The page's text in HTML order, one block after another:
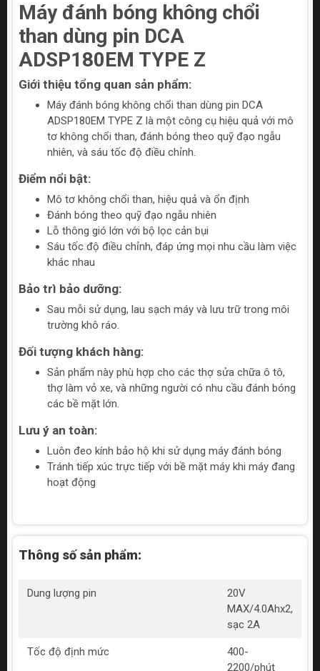
Máy đánh bóng không chổi
than dùng pin DCA
ADSP180EM TYPE Z
Giới thiệu tổng quan sản phẩm:
Máy đánh bóng không chổi than dùng pin DCA
ADSP180EM TYPE Z là một công cụ hiệu quả với mô
tơ không chổi than, đánh bóng theo quỹ đạo ngẫu
nhiên, và sáu tốc độ điều chỉnh.
Điểm nổi bật:
Mô tơ không chổi than, hiệu quả và ổn định
Đánh bóng theo quỹ đạo ngẫu nhiên
Lỗ thông gió lớn với bộ lọc cản bụi
Sáu tốc độ điều chỉnh, đáp ứng mọi nhu cầu làm việc
khác nhau
Bảo trì bảo dưỡng:
Sau mỗi sử dụng, lau sạch máy và lưu trữ trong môi
trường khô ráo.
Đối tượng khách hàng:
Sản phẩm này phù hợp cho các thợ sửa chữa ô tô,
thợ làm vỏ xe, và những người có nhu cầu đánh bóng
các bề mặt lớn.
Lưu ý an toàn:
Luôn đeo kính bảo hộ khi sử dụng máy đánh bóng
Tránh tiếp xúc trực tiếp với bề mặt máy khi máy đang
hoạt động
Thông số sản phẩm:
Dung lượng pin
20V
MAX/4.0Ahx2,
sạc 2A
Tốc độ định mức
400-
2200/phút